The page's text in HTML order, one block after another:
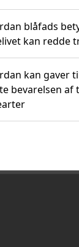
blåfads
kan redde
kan gaver
bevarelsen af